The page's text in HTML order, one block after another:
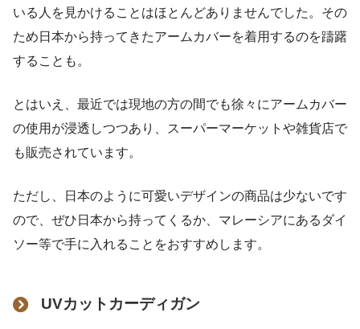
いる人を見かけることはほとんどありませんでした。その
ため日本から持ってきたアームカバーを着用するのを躊躇
することも。
とはいえ、最近では現地の方の間でも徐々にアームカバー
の使用が浸透しつつあり、スーパーマーケットや雑貨店で
も販売されています。
ただし、日本のように可愛いデザインの商品は少ないです
ので、ぜひ日本から持ってくるか、マレーシアにあるダイ
ソー等で手に入れることをおすすめします。
UVカットカーディガン